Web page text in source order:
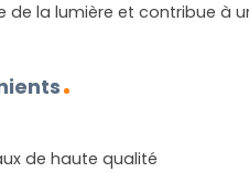
de la lumière et contribue à
de haute qualité